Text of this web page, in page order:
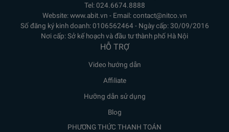
Tel: 024.6674.8888
Website: www.abit.vn - Email: contact@nitco.vn
Số đăng ký kinh doanh: 0106562464 - Ngày cấp: 30/09/2016
Nơi cấp: Sở kế hoạch và đầu tư thành phố Hà Nội
HỖ TRỢ
Video hướng dẫn
Affiliate
Hưỡng dẫn sử dụng
Blog
PHƯƠNG THỨC THANH TOÁN